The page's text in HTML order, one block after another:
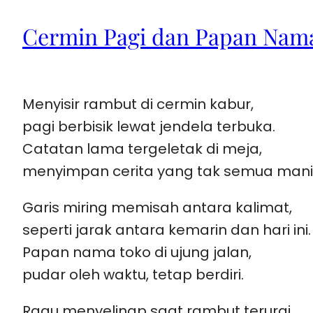
Cermin Pagi dan Papan
Menyisir rambut di cermin kabur,
pagi berbisik lewat jendela terbuka.
Catatan lama tergeletak di meja,
menyimpan cerita yang tak semua
Garis miring memisah antara kalimat,
seperti jarak antara kemarin dan hari ini.
Papan nama toko di ujung jalan,
pudar oleh waktu, tetap berdiri.